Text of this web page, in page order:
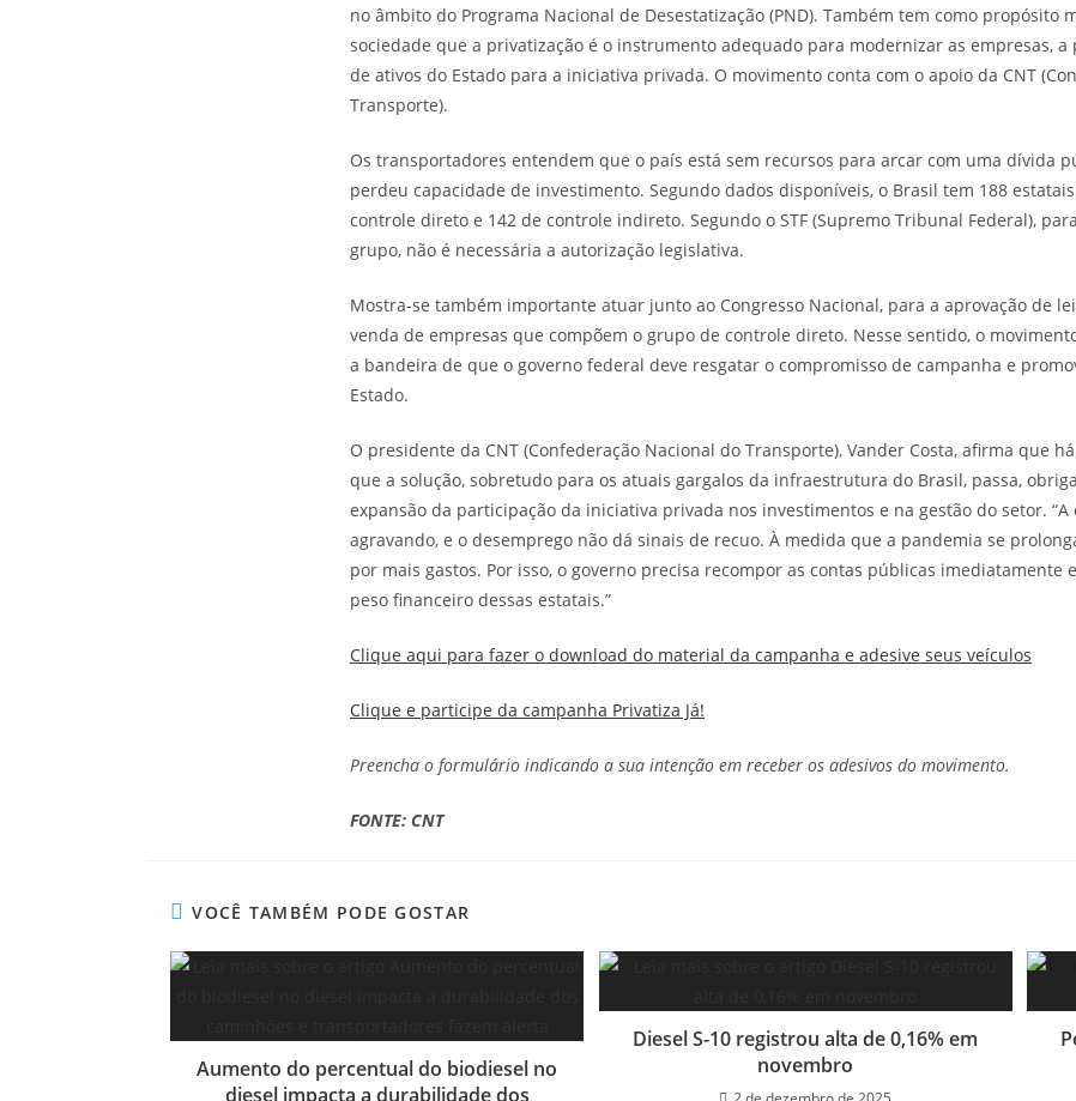
no âmbito do Programa Nacional de Desestatização (PND). Também tem como propósito
sociedade que a privatização é o instrumento adequado para modernizar as empresas,
de ativos do Estado para a iniciativa privada. O movimento conta com o apoio da CNT
Transporte).
Os transportadores entendem que o país está sem recursos para arcar com uma dívida
perdeu capacidade de investimento. Segundo dados disponíveis, o Brasil tem 188
controle direto e 142 de controle indireto. Segundo o STF (Supremo Tribunal Federal),
grupo, não é necessária a autorização legislativa.
Mostra-se também importante atuar junto ao Congresso Nacional, para a aprovação de
venda de empresas que compõem o grupo de controle direto. Nesse sentido, o
a bandeira de que o governo federal deve resgatar o compromisso de campanha e
Estado.
O presidente da CNT (Confederação Nacional do Transporte), Vander Costa, afirma que
que a solução, sobretudo para os atuais gargalos da infraestrutura do Brasil, passa,
expansão da participação da iniciativa privada nos investimentos e na gestão do setor. “A
agravando, e o desemprego não dá sinais de recuo. À medida que a pandemia se
por mais gastos. Por isso, o governo precisa recompor as contas públicas imediatamente
peso financeiro dessas estatais.”
Clique aqui para fazer o download do material da campanha e adesive seus veículos
Clique e participe da campanha Privatiza Já!
Preencha o formulário indicando a sua intenção em receber os adesivos do movimento.
FONTE: CNT
VOCÊ TAMBÉM PODE GOSTAR
Aumento do percentual do biodiesel no
diesel impacta a durabilidade dos
Diesel S-10 registrou alta de 0,16% em
novembro